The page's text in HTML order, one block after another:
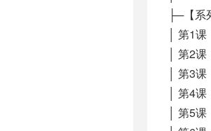
├─【系
│ 第1
│ 第2
│ 第3
│ 第4
│ 第5